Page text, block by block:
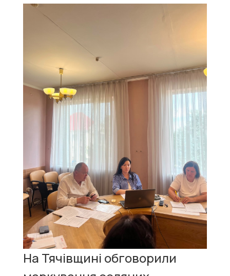
На Тячівщині обговорили